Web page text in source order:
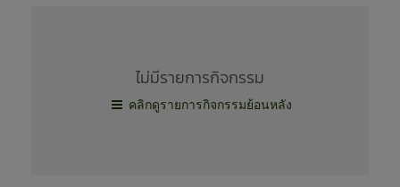
ไม่มีรายการกิจกรรม
คลิกดูรายการกิจกรรมย้อนหลัง